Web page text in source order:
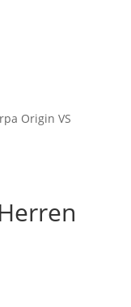
Origin VS